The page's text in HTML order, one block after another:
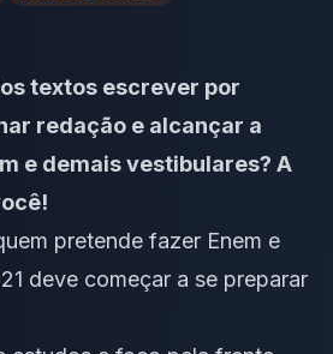
textos escrever por
redação e alcançar a
e demais vestibulares? A
pretende fazer Enem e
deve começar a se preparar